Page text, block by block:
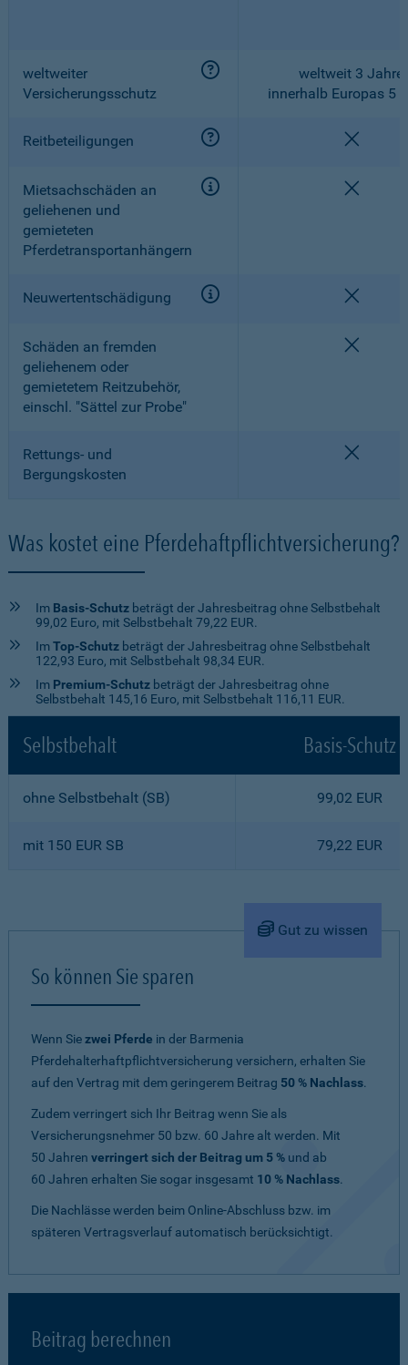
weltweiter
Versicherungsschutz
weltweit 3 Jahre,
innerhalb Europas 5
Reitbeteiligungen
Mietsachschäden an
geliehenen und
gemieteten
Pferdetransportanhängern
Neuwertentschädigung
Schäden an fremden
geliehenem oder
gemietetem Reitzubehör,
einschl. "Sättel zur Probe"
Rettungs- und
Bergungskosten
Was kostet eine Pferdehaftpflichtversicherung?
Im Basis-Schutz beträgt der Jahresbeitrag ohne Selbstbehalt
99,02 Euro, mit Selbstbehalt 79,22 EUR.
ImTop-Schutz beträgt der Jahresbeitrag ohne Selbstbehalt
122,93 Euro, mit Selbstbehalt 98,34 EUR.
Im Premium-Schutz beträgt der Jahresbeitrag ohne
Selbstbehalt 145,16 Euro, mit Selbstbehalt 116,11 EUR.
Selbstbehalt Basis-Schutz
ohne Selbstbehalt (SB) 99,02 EUR
mit 150 EUR SB 79,22 EUR
Gut zu wissen
So können Sie sparen
Wenn Siezwei Pferde in der Barmenia
Pferdehalterhaftpflichtversicherung versichern, erhalten Sie
auf den Vertrag mit dem geringerem Beitrag 50 % Nachlass.
Zudem verringert sich Ihr Beitrag wenn Sie als
Versicherungsnehmer 50 bzw. 60 Jahre alt werden. Mit
50 Jahren verringert sich der Beitrag um 5 % und ab
60 Jahren erhalten Sie sogar insgesamt 10 % Nachlass.
Die Nachlässe werden beim Online-Abschluss bzw. im
späteren Vertragsverlauf automatisch berücksichtigt.
Beitrag berechnen